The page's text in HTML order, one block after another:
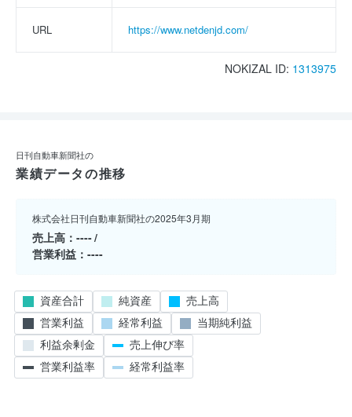
URL https://www.netdenjd.com/
NOKIZAL ID: 1313975
日刊自動車新聞社の
業績データの推移
株式会社日刊自動車新聞社の2025年3月期
売上高
----
営業利益
----
資産合計 純資産
売上高
営業利益
経常利益
当期純利益
利益余剰金
売上伸び率
営業利益率
経常利益率